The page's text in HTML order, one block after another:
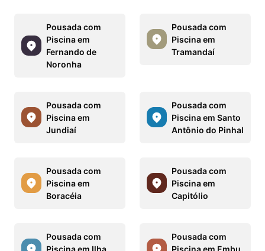
Pousada com
Piscina em
Fernando de
Noronha
Pousada com
Piscina em
Tramandaí
Pousada com
Piscina em
Jundiaí
Pousada com
Piscina em Santo
Antônio do Pinhal
Pousada com
Piscina em
Boracéia
Pousada com
Piscina em
Capitólio
Pousada com
Piscina em Ilha
Pousada com
Piscina em Embu